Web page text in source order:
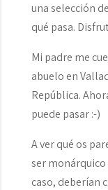
una selección
qué pasa.
Mi padre me
abuelo en
República.
puede pasar :-)
A ver qué os
ser
caso, deberían